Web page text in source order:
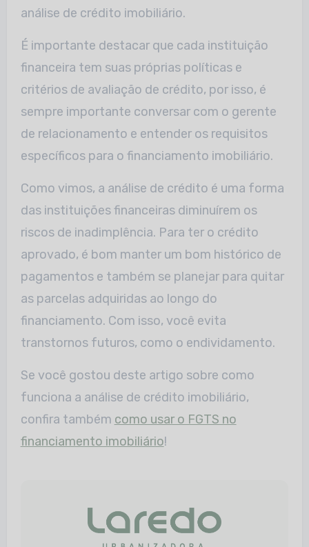
análise de crédito imobiliário.
É importante destacar que cada instituição
financeira tem suas próprias políticas e
critérios de avaliação de crédito, por isso, é
sempre importante conversar com o gerente
de relacionamento e entender os requisitos
específicos para o financiamento imobiliário.
Como vimos, a análise de crédito é uma forma
das instituições financeiras diminuírem os
riscos de inadimplência. Para ter o crédito
aprovado, é bom manter um bom histórico de
pagamentos e também se planejar para quitar
as parcelas adquiridas ao longo do
financiamento. Com isso, você evita
transtornos futuros, como o endividamento.
Se você gostou deste artigo sobre como
funciona a análise de crédito imobiliário,
confira também como usar o FGTS no
financiamento imobiliário!